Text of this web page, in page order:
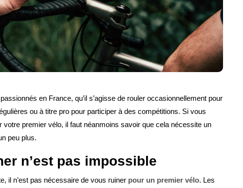
en France, qu’il s’agisse de rouler occasionnellement pour
ou à titre pro pour participer à des compétitions. Si vous
votre premier vélo, il faut néanmoins savoir que cela nécessite un
peu plus.
n’est pas impossible
il n’est pas nécessaire de vous ruiner pour un premier vélo. Les